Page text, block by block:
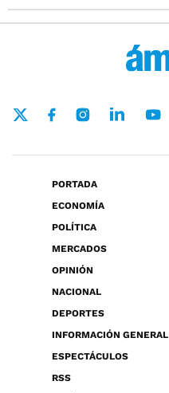
PORTADA
ECONOMÍA
POLÍTICA
MERCADOS
OPINIÓN
NACIONAL
DEPORTES
INFORMACIÓN GENERAL
ESPECTÁCULOS
RSS